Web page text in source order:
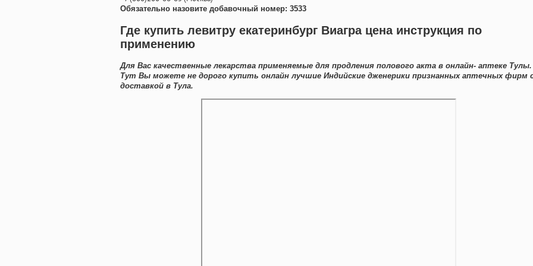
Обязательно назовите добавочный номер: 3533
Где купить левитру екатеринбург Виагра цена инструкция по
применению
Для Вас качественные лекарства применяемые для продления полового акта в онлайн- аптеке Тулы.
Тут Вы можете не дорого купить онлайн лучшие Индийские дженерики признанных аптечных фирм
доставкой в Тула.